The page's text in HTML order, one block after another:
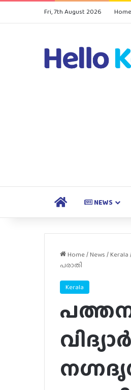
Fri, 7th August 2026 Home
HOME NEWS
Home/News /Kerala
പരാതി
Kerala